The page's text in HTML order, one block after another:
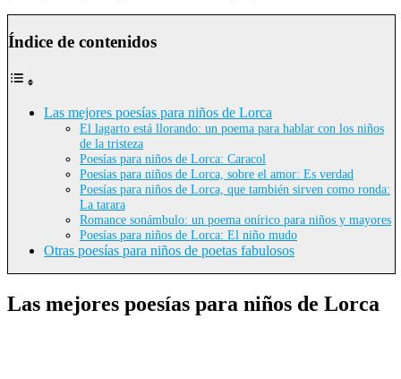
Índice de contenidos
Las mejores poesías para niños de Lorca
El lagarto está llorando: un poema para hablar con los niños
de la tristeza
Poesías para niños de Lorca: Caracol
Poesías para niños de Lorca, sobre el amor: Es verdad
Poesías para niños de Lorca, que también sirven como ronda:
La tarara
Romance sonámbulo: un poema onírico para niños y mayores
Poesías para niños de Lorca: El niño mudo
Otras poesías para niños de poetas fabulosos
Las mejores poesías para niños de Lorca